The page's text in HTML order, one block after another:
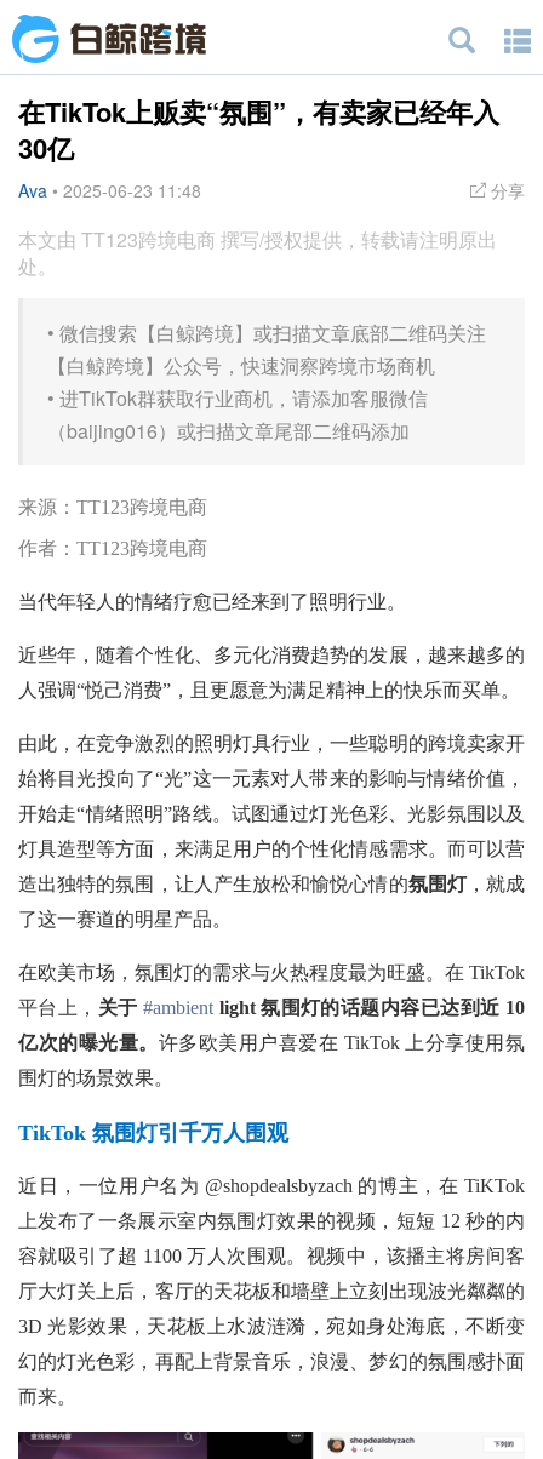
在TikTok上贩卖“氛围”，有卖家已经年入
30亿
Ava • 2025-06-23 11:48 分享
本文由 TT123跨境电商 撰写/授权提供，转载请注明原出
处。
• 微信搜索【白鲸跨境】或扫描文章底部二维码关注
【白鲸跨境】公众号，快速洞察跨境市场商机
• 进TikTok群获取行业商机，请添加客服微信
（baijing016）或扫描文章尾部二维码添加
来源：TT123跨境电商
作者：TT123跨境电商
当代年轻人的情绪疗愈已经来到了照明行业。
近些年，随着个性化、多元化消费趋势的发展，越来越多的
人强调“悦己消费”，且更愿意为满足精神上的快乐而买单。
由此，在竞争激烈的照明灯具行业，一些聪明的跨境卖家开
始将目光投向了“光”这一元素对人带来的影响与情绪价值，
开始走“情绪照明”路线。试图通过灯光色彩、光影氛围以及
灯具造型等方面，来满足用户的个性化情感需求。而可以营
造出独特的氛围，让人产生放松和愉悦心情的氛围灯，就成
了这一赛道的明星产品。
在欧美市场，氛围灯的需求与火热程度最为旺盛。在 TikTok
平台上， 关于#ambient light 氛围灯的话题内容已达到近 10
亿次的曝光量。 许多欧美用户喜爱在 TikTok 上分享使用氛
围灯的场景效果。
TikTok 氛围灯引千万人围观
近日，一位用户名为 @shopdealsbyzach 的博主，在 TiKTok
上发布了一条展示室内氛围灯效果的视频，短短 12 秒的内
容就吸引了超 1100 万人次围观。视频中，该播主将房间客
厅大灯关上后，客厅的天花板和墙壁上立刻出现波光粼粼的
3D 光影效果，天花板上水波涟漪，宛如身处海底，不断变
幻的灯光色彩，再配上背景音乐，浪漫、梦幻的氛围感扑面
而来。